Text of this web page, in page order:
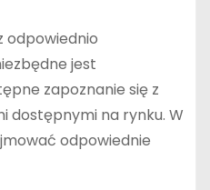
odpowiednio
jest
zapoznanie się z
dostępnymi na rynku. W
odpowiednie